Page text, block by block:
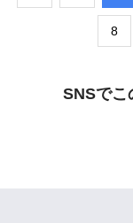
​8
SNSでこ